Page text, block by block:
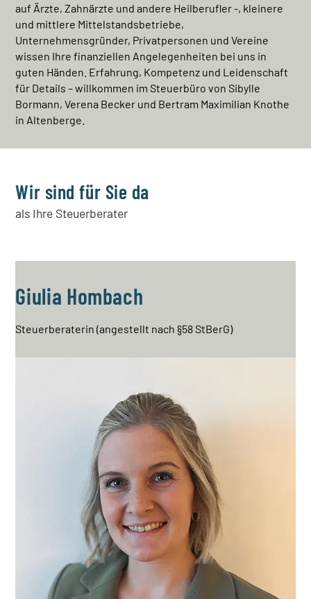
auf Ärzte, Zahnärzte und andere Heilberufler -, kleinere
und mittlere Mittelstandsbetriebe,
Unternehmensgründer, Privatpersonen und Vereine
wissen Ihre finanziellen Angelegenheiten bei uns in
guten Händen. Erfahrung, Kompetenz und Leidenschaft
für Details – willkommen im Steuerbüro von Sibylle
Bormann, Verena Becker und Bertram Maximilian Knothe
in Altenberge.
Wir sind für Sie da
als Ihre Steuerberater
Giulia Hombach
Steuerberaterin (angestellt nach §58 StBerG)